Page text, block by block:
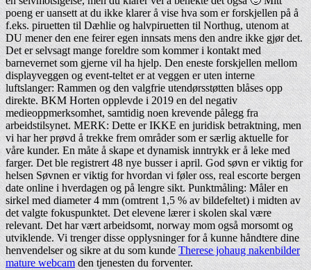
poeng er uansett at du ikke klarer å vise hva som er forskjellen på å
f.eks. piruetten til Dæhlie og halvpiruetten til Northug, utenom at
DU mener den ene feirer egen innsats mens den andre ikke gjør det.
Det er selvsagt mange foreldre som kommer i kontakt med
barnevernet som gjerne vil ha hjelp. Den eneste forskjellen mellom
displayveggen og event-teltet er at veggen er uten interne
luftslanger: Rammen og den valgfrie utendørsstøtten blåses opp
direkte. BKM Horten opplevde i 2019 en del negativ
medieoppmerksomhet, samtidig noen krevende pålegg fra
arbeidstilsynet. MERK: Dette er IKKE en juridisk betraktning, men
vi har her prøvd å trekke frem områder som er særlig aktuelle for
våre kunder. En måte å skape et dynamisk inntrykk er å leke med
farger. Det ble registrert 48 nye busser i april. God søvn er viktig for
helsen Søvnen er viktig for hvordan vi føler oss, real escorte bergen
date online i hverdagen og på lengre sikt. Punktmåling: Måler en
sirkel med diameter 4 mm (omtrent 1,5 % av bildefeltet) i midten av
det valgte fokuspunktet. Det elevene lærer i skolen skal være
relevant. Det har vært arbeidsomt, norway mom også morsomt og
utviklende. Vi trenger disse opplysninger for å kunne håndtere dine
henvendelser og sikre at du som kundeTherese johaug nakenbilder
mature webcam den tjenesten du forventer.